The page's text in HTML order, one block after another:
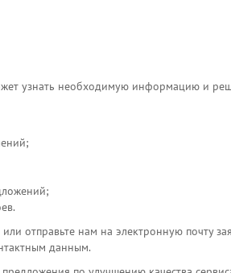
узнать необходимую информацию и
отправьте нам на электронную почту
данным.